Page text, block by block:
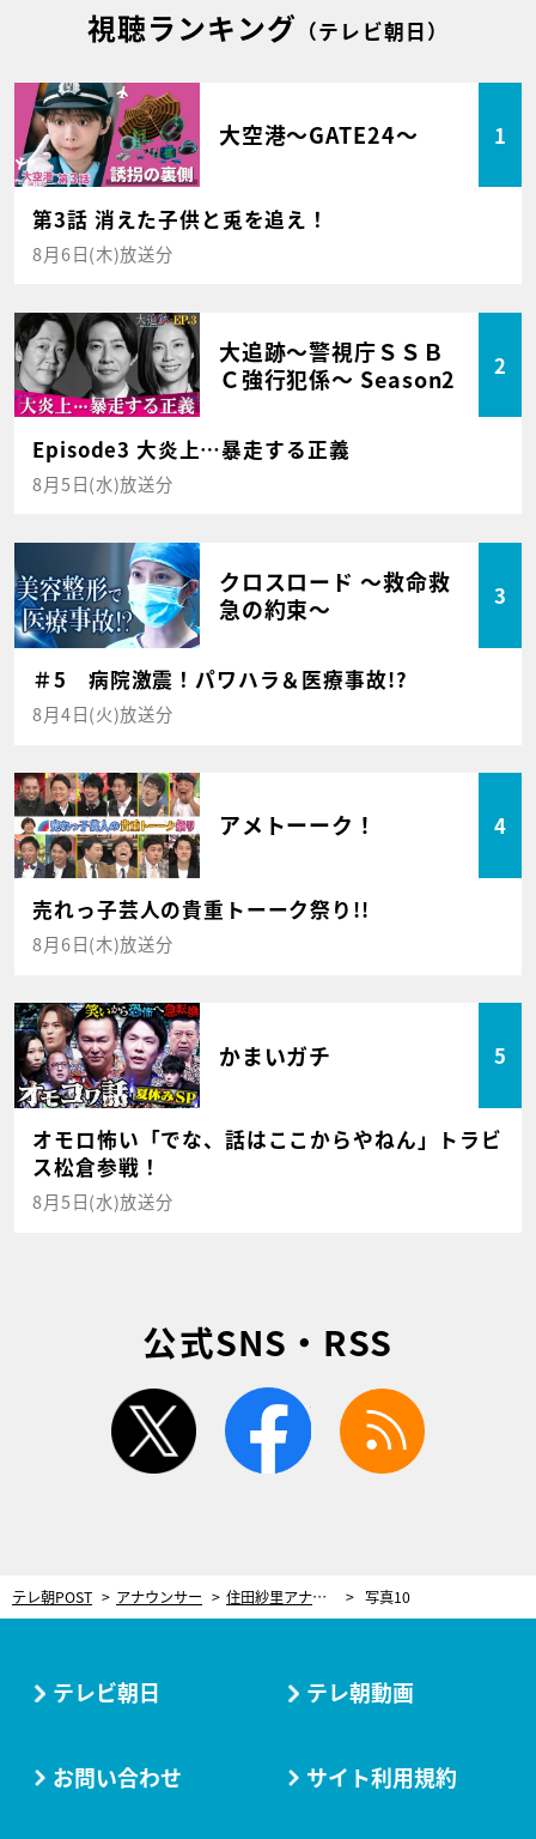
視聴ランキング （テレビ朝日）
大空港～GATE24～ 1
第3話 消えた子供と兎を追え！
8月6日(木)放送分
大追跡～警視庁ＳＳＢ
Ｃ強行犯係～ Season2
2
Episode3 大炎上…暴走する正義
8月5日(水)放送分
クロスロード ～救命救
急の約束～
3
＃5 病院激震！パワハラ＆医療事故!?
8月4日(火)放送分
アメトーーク！ 4
売れっ子芸人の貴重トーーク祭り!!
8月6日(木)放送分
かまいガチ 5
オモロ怖い「でな、話はここからやねん」トラビ
ス松倉参戦！
8月5日(水)放送分
公式SNS・RSS
twitter facebook
テレ朝POST アナウンサー 住田紗里アナ＆斎藤ちはるアナ、ステージでダンスを生披露！「もう一度夢を叶えてもらう気分です」 写真10
テレビ朝日 テレ朝動画
お問い合わせ サイト利用規約